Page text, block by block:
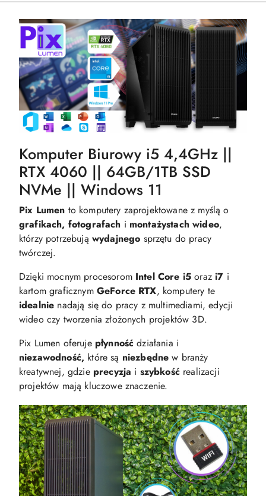
Komputer Biurowy i5 4,4GHz ||
RTX 4060 || 64GB/1TB SSD
NVMe || Windows 11
Pix Lumen to komputery zaprojektowane z myślą o
grafikach, fotografach i montażystach wideo,
którzy potrzebują wydajnego sprzętu do pracy
twórczej.
Dzięki mocnym procesorom Intel Core i5 orazi7 i
kartom graficznym GeForce RTX, komputery te
idealnie nadają się do pracy z multimediami, edycji
wideo czy tworzenia złożonych projektów 3D.
Pix Lumen oferuje płynność działania i
niezawodność, które są niezbędne w branży
kreatywnej, gdzie precyzja i szybkośćrealizacji
projektów mają kluczowe znaczenie.